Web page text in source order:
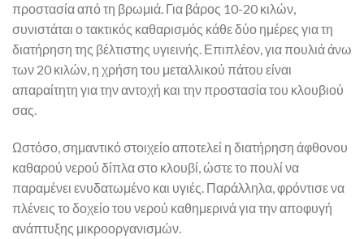
προστασία από τη βρωμιά. Για βάρος 10-20 κιλών,
συνιστάται ο τακτικός καθαρισμός κάθε δύο ημέρες για τη
διατήρηση της βέλτιστης υγιεινής. Επιπλέον, για πουλιά άνω
των 20 κιλών, η χρήση του μεταλλικού πάτου είναι
απαραίτητη για την αντοχή και την προστασία του κλουβιού
σας.
Ωστόσο, σημαντικό στοιχείο αποτελεί η διατήρηση άφθονου
καθαρού νερού δίπλα στο κλουβί, ώστε το πουλί να
παραμένει ενυδατωμένο και υγιές. Παράλληλα, φρόντισε να
πλένεις το δοχείο του νερού καθημερινά για την αποφυγή
ανάπτυξης μικροοργανισμών.